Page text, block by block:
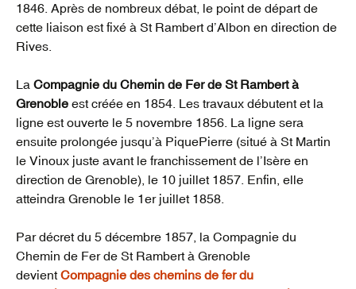
1846. Après de nombreux débat, le point de départ de
cette liaison est fixé à St Rambert d’Albon en direction de
Rives.
La Compagnie du Chemin de Fer de St Rambert à
Grenoble est créée en 1854. Les travaux débutent et la
ligne est ouverte le 5 novembre 1856. La ligne sera
ensuite prolongée jusqu’à PiquePierre (situé à St Martin
le Vinoux juste avant le franchissement de l’Isère en
direction de Grenoble), le 10 juillet 1857. Enfin, elle
atteindra Grenoble le 1er juillet 1858.
Par décret du 5 décembre 1857, la Compagnie du
Chemin de Fer de St Rambert à Grenoble
devientCompagnie des chemins de fer du